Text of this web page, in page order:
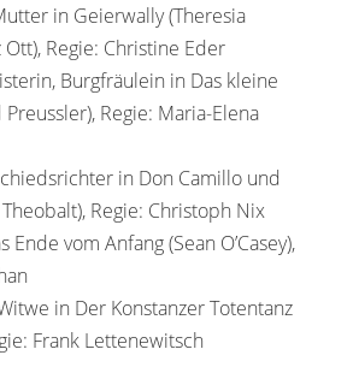
in Geierwally (Theresia
Regie: Christine Eder
Burgfräulein in Das kleine
Regie: Maria-Elena
in Don Camillo und
Regie: Christoph Nix
vom Anfang (Sean O’Casey),
in Der Konstanzer Totentanz
Frank Lettenewitsch